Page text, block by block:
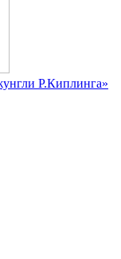
Р.Киплинга»